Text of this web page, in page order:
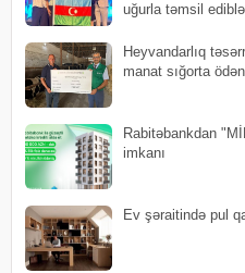
uğurla təmsil
Heyvandarlıq
manat sığorta
Rabitəbankdan
imkanı
Ev şəraitində pul